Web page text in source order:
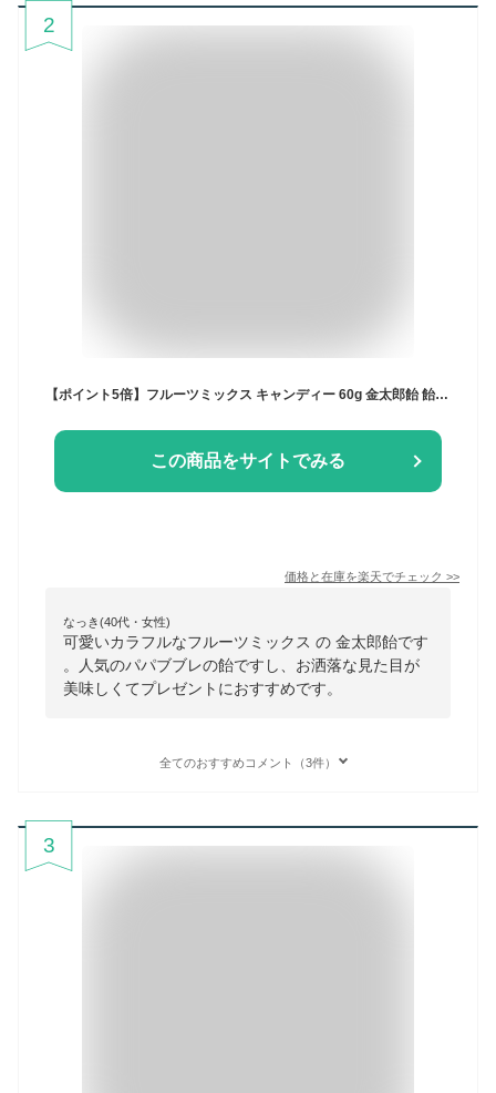
2
【ポイント5倍】フルーツミックス キャンディー 60g 金太郎飴 飴 あめ キャンディ カラフル 駄菓子 お菓子 かわいい おしゃれ ギフト プレゼント まとめ買い 2袋 3袋 4袋 5袋 10袋 台湾 パパブブレ【Papabubble Taiwan】【台湾直送】【送料無料】
この商品をサイトでみる
価格と在庫を楽天でチェック >>
なっき(40代・女性)
可愛いカラフルなフルーツミックス の 金太郎飴です
。人気のパパブブレの飴ですし、お洒落な見た目が
美味しくてプレゼントにおすすめです。
全てのおすすめコメント（3件）
3